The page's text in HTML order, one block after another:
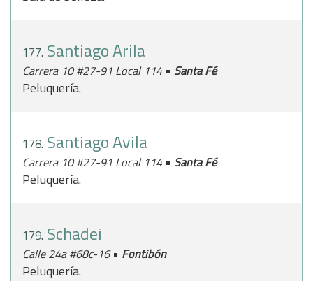
177. Santiago Arila
Carrera 10 #27-91 Local 114 • Santa Fé
Peluquería.
178. Santiago Avila
Carrera 10 #27-91 Local 114 • Santa Fé
Peluquería.
179. Schadei
Calle 24a #68c-16• Fontibón
Peluquería.